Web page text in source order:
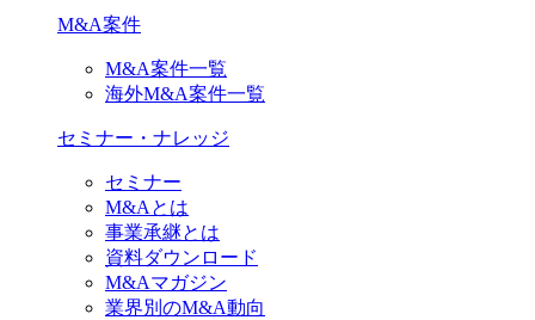
M&A案件
M&A案件一覧
海外M&A案件一覧
セミナー・ナレッジ
セミナー
M&Aとは
事業承継とは
資料ダウンロード
M&Aマガジン
業界別のM&A動向